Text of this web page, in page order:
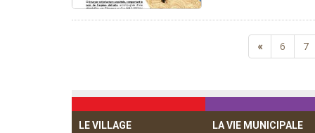
« 6 7
LE VILLAGE
LA VIE MUNICIPALE